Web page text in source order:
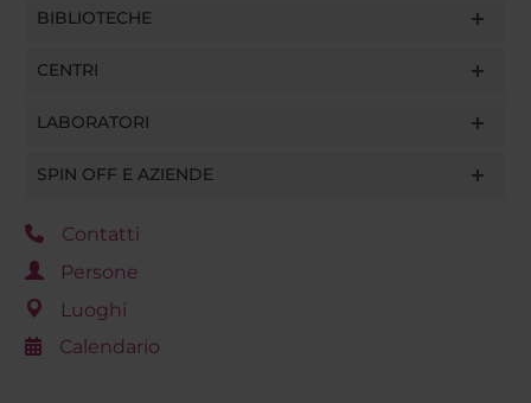
BIBLIOTECHE
CENTRI
LABORATORI
SPIN OFF E AZIENDE
Contatti
Persone
Luoghi
Calendario